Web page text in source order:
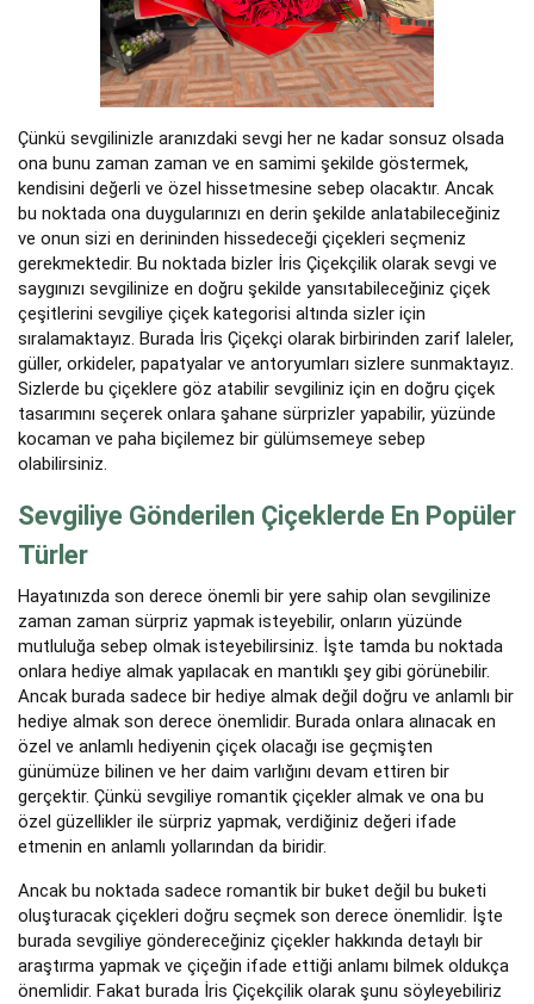
Çünkü sevgilinizle aranızdaki sevgi her ne kadar sonsuz olsada
ona bunu zaman zaman ve en samimi şekilde göstermek,
kendisini değerli ve özel hissetmesine sebep olacaktır. Ancak
bu noktada ona duygularınızı en derin şekilde anlatabileceğiniz
ve onun sizi en derininden hissedeceği çiçekleri seçmeniz
gerekmektedir. Bu noktada bizler İris Çiçekçilik olarak sevgi ve
saygınızı sevgilinize en doğru şekilde yansıtabileceğiniz çiçek
çeşitlerini sevgiliye çiçek kategorisi altında sizler için
sıralamaktayız. Burada İris Çiçekçi olarak birbirinden zarif laleler,
güller, orkideler, papatyalar ve antoryumları sizlere sunmaktayız.
Sizlerde bu çiçeklere göz atabilir sevgiliniz için en doğru çiçek
tasarımını seçerek onlara şahane sürprizler yapabilir, yüzünde
kocaman ve paha biçilemez bir gülümsemeye sebep
olabilirsiniz.
Sevgiliye Gönderilen Çiçeklerde En Popüler
Türler
Hayatınızda son derece önemli bir yere sahip olan sevgilinize
zaman zaman sürpriz yapmak isteyebilir, onların yüzünde
mutluluğa sebep olmak isteyebilirsiniz. İşte tamda bu noktada
onlara hediye almak yapılacak en mantıklı şey gibi görünebilir.
Ancak burada sadece bir hediye almak değil doğru ve anlamlı bir
hediye almak son derece önemlidir. Burada onlara alınacak en
özel ve anlamlı hediyenin çiçek olacağı ise geçmişten
günümüze bilinen ve her daim varlığını devam ettiren bir
gerçektir. Çünkü sevgiliye romantik çiçekler almak ve ona bu
özel güzellikler ile sürpriz yapmak, verdiğiniz değeri ifade
etmenin en anlamlı yollarından da biridir.
Ancak bu noktada sadece romantik bir buket değil bu buketi
oluşturacak çiçekleri doğru seçmek son derece önemlidir. İşte
burada sevgiliye göndereceğiniz çiçekler hakkında detaylı bir
araştırma yapmak ve çiçeğin ifade ettiği anlamı bilmek oldukça
önemlidir. Fakat burada İris Çiçekçilik olarak şunu söyleyebiliriz